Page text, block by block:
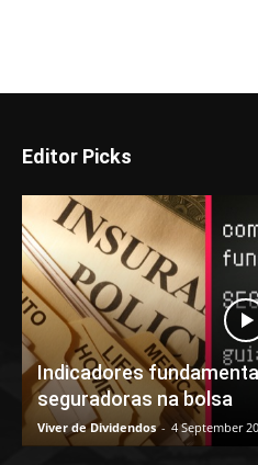
Editor Picks
Indicadores
seguradoras na bolsa
Viver de Dividendos - 4 September